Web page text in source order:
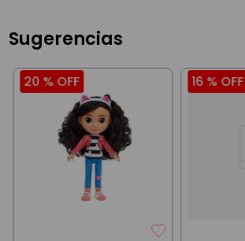
Sugerencias
20 % OFF 16 % OFF